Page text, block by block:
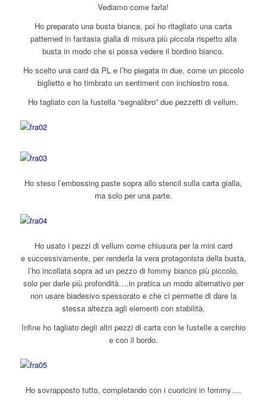
Vediamo come farla!
Ho preparato una busta bianca, poi ho ritagliato una carta
patterned in fantasia gialla di misura più piccola rispetto alla
busta in modo che si possa vedere il bordino bianco.
Ho scelto una card da PL e l’ho piegata in due, come un piccolo
biglietto e ho timbrato un sentiment con inchiostro rosa.
Ho tagliato con la fustella “segnalibro” due pezzetti di vellum.
Ho steso l’embossing paste sopra allo stencil sulla carta gialla,
ma solo per una parte.
Ho usato i pezzi di vellum come chiusura per la mini card
e successivamente, per renderla la vera protagonista della busta,
l’ho incollata sopra ad un pezzo di fommy bianco più piccolo,
solo per darle più profondità….in pratica un modo alternativo per
non usare biadesivo spessorato e che ci permette di dare la
stessa altezza agli elementi con stabilità.
Infine ho tagliato degli altri pezzi di carta con le fustelle a cerchio
e con il bordo.
Ho sovrapposto tutto, completando con i cuoricini in fommy….